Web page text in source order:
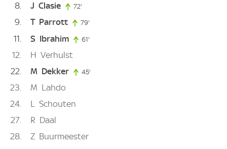
8 J Clasie 72'
9 T Parrott 79'
11 S Ibrahim 61'
12 H Verhulst
22
M Dekker 45'
23 M Lahdo
24
L
Schouten
27
R Daal
28
Z Buurmeester